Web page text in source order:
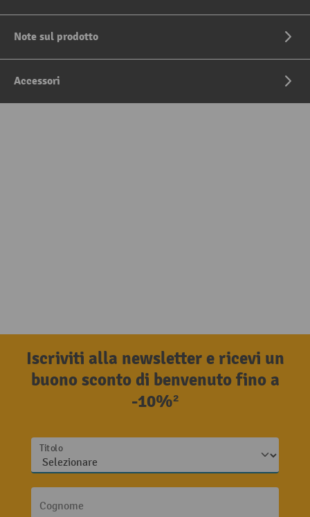
Note sul prodotto
Accessori
Iscriviti alla newsletter e ricevi un
buono sconto di benvenuto fino a
-10%²
Titolo
Cognome